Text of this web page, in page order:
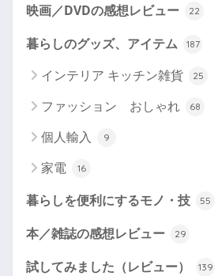
映画／DVDの感想レビュー 22
暮らしのグッズ、アイテム 187
インテリア キッチン雑貨 25
ファッション おしゃれ 68
個人輸入 9
家電 16
暮らしを便利にするモノ・技 55
本／雑誌の感想レビュー 29
試してみました（レビュー） 139